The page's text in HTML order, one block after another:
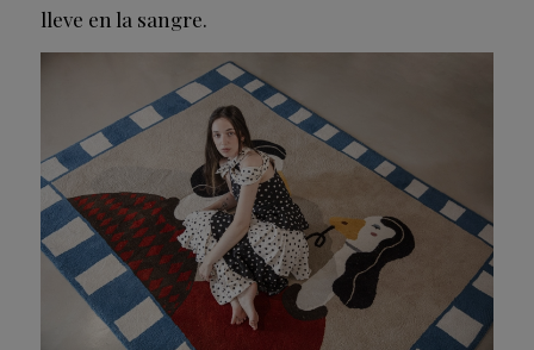
lleve en la sangre.